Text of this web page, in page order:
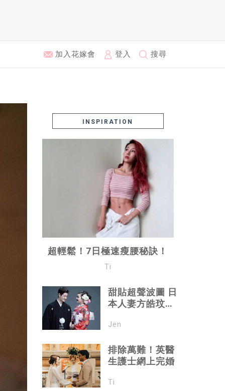
加入花嫁會 登入 搜尋
INSPIRATION
超輕鬆！7日極速瘦腰秘訣！
Ti
甜貼超聲波圖 日
本人妻方皓玟一
Jen
排除萬難！英醫
生護士網上完婚
Ti